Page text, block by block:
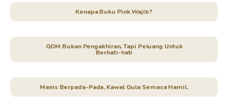
Kenapa Buku Pink Wajib?
GDM Bukan Pengakhiran, Tapi Peluang Untuk
Berhati-hati
Manis Berpada-Pada, Kawal Gula Semasa Hamil.